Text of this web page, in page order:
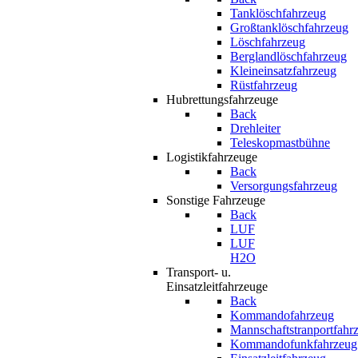
Tanklöschfahrzeug
Großtanklöschfahrzeug
Löschfahrzeug
Berglandlöschfahrzeug
Kleineinsatzfahrzeug
Rüstfahrzeug
Hubrettungsfahrzeuge
Back
Drehleiter
Teleskopmastbühne
Logistikfahrzeuge
Back
Versorgungsfahrzeug
Sonstige Fahrzeuge
Back
LUF
LUF
H2O
Transport- u.
Einsatzleitfahrzeuge
Back
Kommandofahrzeug
Kommandofunkfahrzeug